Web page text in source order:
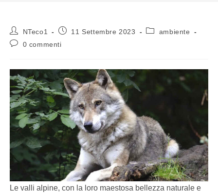
NTeco1 11 Settembre 2023
ambiente
0 commenti
Le valli alpine, con la loro maestosa bellezza naturale e